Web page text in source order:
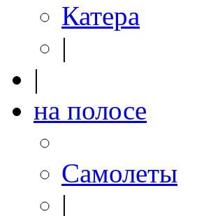
Катера
|
|
на полосе
Самолеты
|